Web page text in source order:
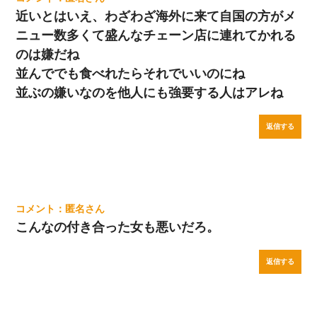
近いとはいえ、わざわざ海外に来て自国の方がメ
ニュー数多くて盛んなチェーン店に連れてかれる
のは嫌だね
並んででも食べれたらそれでいいのにね
並ぶの嫌いなのを他人にも強要する人はアレね
返信する
匿名
こんなの付き合った女も悪いだろ。
返信する